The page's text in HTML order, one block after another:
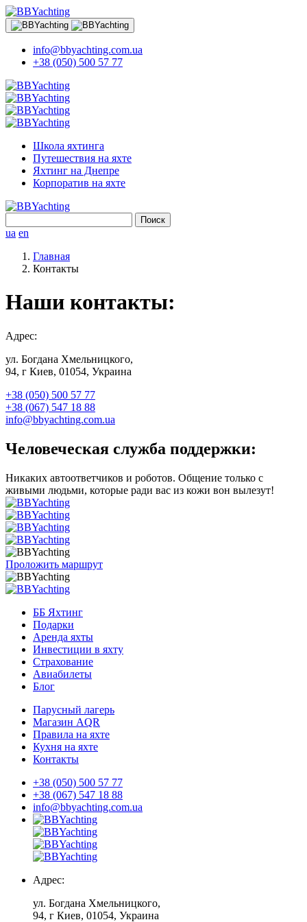
info@bbyachting.com.ua
+38 (050) 500 57 77
Школа яхтинга
Путешествия на яхте
Яхтинг на Днепре
Корпоратив на яхте
ua en
Главная
Контакты
Наши контакты:
Адрес:
ул. Богдана Хмельницкого,
94, г Киев, 01054, Украина
+38 (050) 500 57 77
+38 (067) 547 18 88
info@bbyachting.com.ua
Человеческая служба поддержки:
Никаких автоответчиков и роботов. Общение только с
живыми людьми, которые ради вас из кожи вон вылезут!
Проложить маршрут
ББ Яхтинг
Подарки
Аренда яхты
Инвестиции в яхту
Страхование
Авиабилеты
Блог
Парусный лагерь
Магазин AQR
Правила на яхте
Кухня на яхте
Контакты
+38 (050) 500 57 77
+38 (067) 547 18 88
info@bbyachting.com.ua
Адрес:
ул. Богдана Хмельницкого,
94, г Киев, 01054, Украина